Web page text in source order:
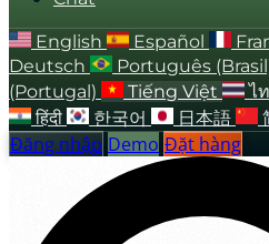
English Español
Deutsch
Português
(Portugal)
Tiếng Việt ไ
हिंदी
한국어 日本語
Đăng nhập Demo Đặt hàng